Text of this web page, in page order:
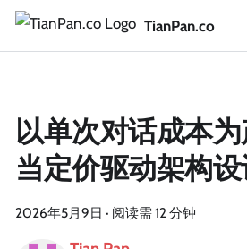
TianPan.co
以单次对话成本为
当定价驱动架构
2026年5月9日 · 阅读需 12 分钟